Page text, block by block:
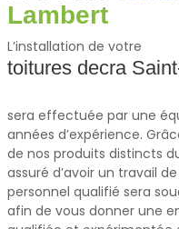
Lambert
L’installation de votre
toitures decra
sera effectuée par une
années d’expérience.
de nos produits distincts
assuré d’avoir un travail
personnel qualifié sera
afin de vous donner une